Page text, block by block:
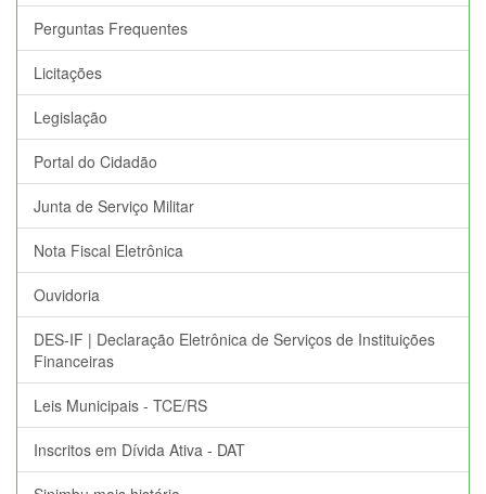
Perguntas Frequentes
Licitações
Legislação
Portal do Cidadão
Junta de Serviço Militar
Nota Fiscal Eletrônica
Ouvidoria
DES-IF | Declaração Eletrônica de Serviços de Instituições
Financeiras
Leis Municipais - TCE/RS
Inscritos em Dívida Ativa - DAT